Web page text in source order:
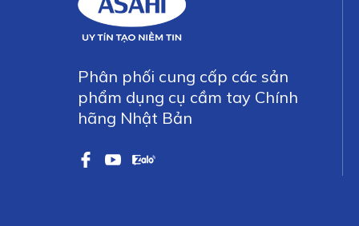
Phân phối cung cấp các sản
phẩm dụng cụ cầm tay Chính
hãng Nhật Bản